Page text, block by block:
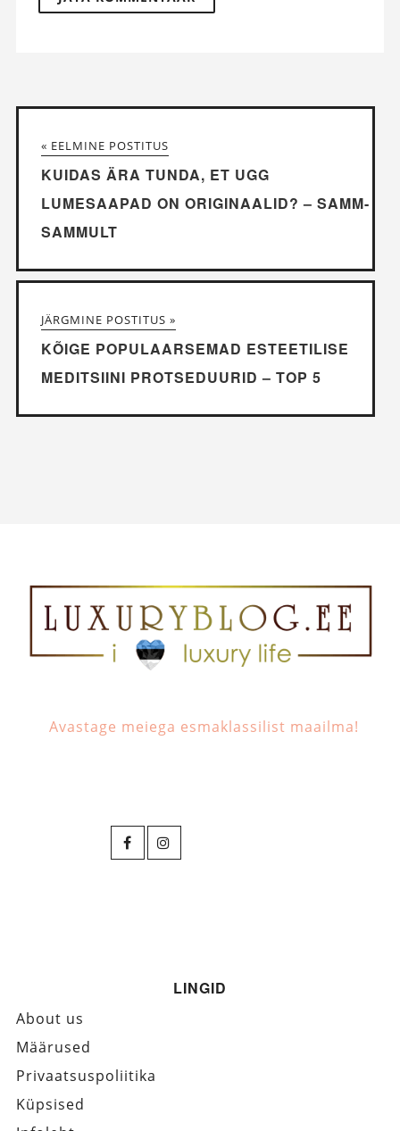
« EELMINE POSTITUS
KUIDAS ÄRA TUNDA, ET UGG
LUMESAAPAD ON ORIGINAALID? – SAMM-
SAMMULT
JÄRGMINE POSTITUS »
KÕIGE POPULAARSEMAD ESTEETILISE
MEDITSIINI PROTSEDUURID – TOP 5
Avastage meiega esmaklassilist maailma!
LINGID
About us
Määrused
Privaatsuspoliitika
Küpsised